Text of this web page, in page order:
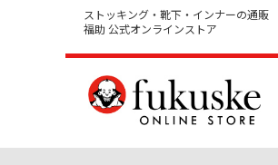
ストッキング・靴下・インナーの通販
福助 公式オンラインストア